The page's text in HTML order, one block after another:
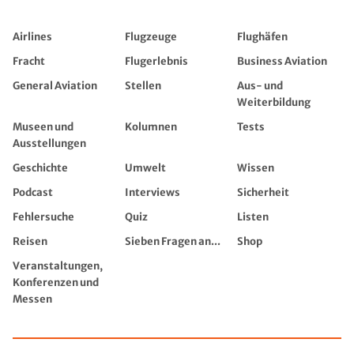
Airlines Flugzeuge
Flughäfen
Fracht
Flugerlebnis
Business Aviation
General Aviation
Stellen
Aus- und
Weiterbildung
Museen und
Ausstellungen
Kolumnen Tests
Geschichte Umwelt
Wissen
Podcast
Interviews
Sicherheit
Fehlersuche
Quiz
Listen
Reisen
Sieben Fragen an...
Shop
Veranstaltungen,
Konferenzen und
Messen